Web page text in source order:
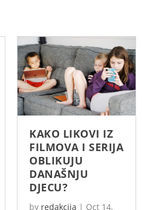
KAKO LIKOVI IZ
FILMOVA I SERIJA
OBLIKUJU
DANAŠNJU
DJECU?
by redakcija | Oct 14,